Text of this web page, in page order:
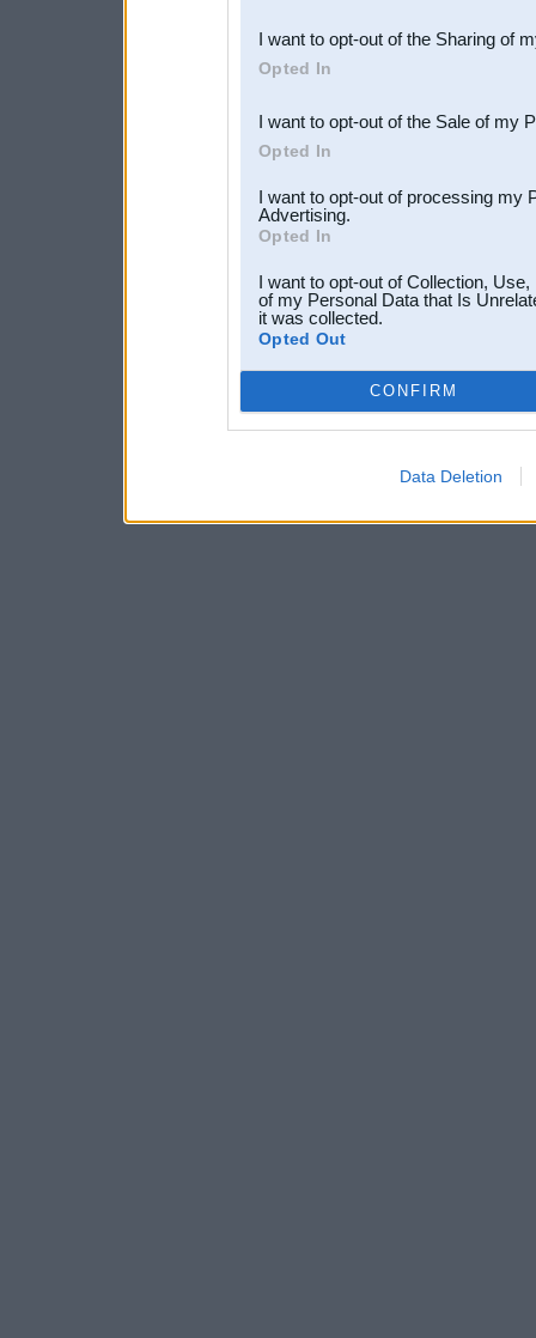
Downstream Participants
third parties.
I want to opt-out of the Sharing of
Opted In
I want to opt-out of the Sale of my
Opted In
I want to opt-out of processing my
Advertising.
Opted In
I want to opt-out of Collection,
of my Personal Data that Is
it was collected.
Opted Out
CONFIRM
Data Deletion